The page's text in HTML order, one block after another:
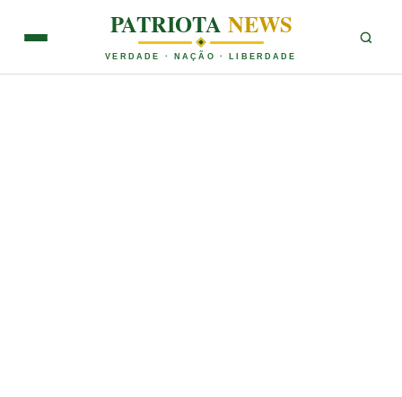
PATRIOTANEWS
VERDADE · NAÇÃO · LIBERDADE